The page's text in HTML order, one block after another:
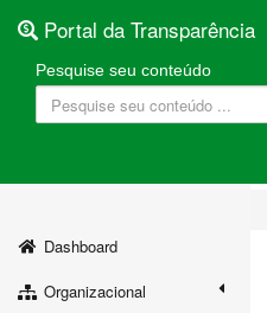
Portal da Transparência
Pesquise seu conteúdo
Dashboard
Organizacional